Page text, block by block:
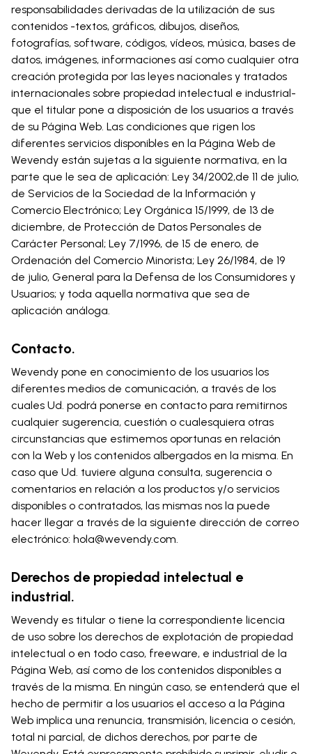
responsabilidades derivadas de la utilización de sus
contenidos -textos, gráficos, dibujos, diseños,
fotografías, software, códigos, vídeos, música, bases de
datos, imágenes, informaciones así como cualquier otra
creación protegida por las leyes nacionales y tratados
internacionales sobre propiedad intelectual e industrial-
que el titular pone a disposición de los usuarios a través
de su Página Web. Las condiciones que rigen los
diferentes servicios disponibles en la Página Web de
Wevendy están sujetas a la siguiente normativa, en la
parte que le sea de aplicación: Ley 34/2002,de 11 de julio,
de Servicios de la Sociedad de la Información y
Comercio Electrónico; Ley Orgánica 15/1999, de 13 de
diciembre, de Protección de Datos Personales de
Carácter Personal; Ley 7/1996, de 15 de enero, de
Ordenación del Comercio Minorista; Ley 26/1984, de 19
de julio, General para la Defensa de los Consumidores y
Usuarios; y toda aquella normativa que sea de
aplicación análoga.
Contacto.
Wevendy pone en conocimiento de los usuarios los
diferentes medios de comunicación, a través de los
cuales Ud. podrá ponerse en contacto para remitirnos
cualquier sugerencia, cuestión o cualesquiera otras
circunstancias que estimemos oportunas en relación
con la Web y los contenidos albergados en la misma. En
caso que Ud. tuviere alguna consulta, sugerencia o
comentarios en relación a los productos y/o servicios
disponibles o contratados, las mismas nos la puede
hacer llegar a través de la siguiente dirección de correo
electrónico: hola@wevendy.com.
Derechos de propiedad intelectual e
industrial.
Wevendy es titular o tiene la correspondiente licencia
de uso sobre los derechos de explotación de propiedad
intelectual o en todo caso, freeware, e industrial de la
Página Web, así como de los contenidos disponibles a
través de la misma. En ningún caso, se entenderá que el
hecho de permitir a los usuarios el acceso a la Página
Web implica una renuncia, transmisión, licencia o cesión,
total ni parcial, de dichos derechos, por parte de